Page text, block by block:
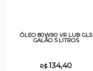
ÓLEO 80W90 VR LUB GL5
GALÃO 5 LITROS
R$134,40